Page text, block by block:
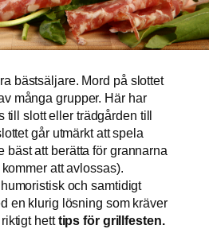
bästsäljare. Mord på slottet
många grupper. Här har
till slott eller trädgården till
går utmärkt att spela
bäst att berätta för grannarna
att avlossas).
och samtidigt
en klurig lösning som kräver
hetttips för grillfesten.